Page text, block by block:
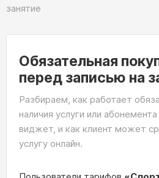
занятие
Обязательная
перед записью на
Разбираем, как работает
наличия услуги или
виджет, и как клиент может
услугу онлайн.